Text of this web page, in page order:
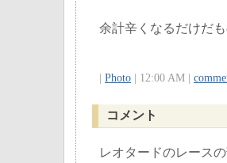
余計辛くなるだけだも
Photo | 12:00 AM |
コメント
レオタードのレース